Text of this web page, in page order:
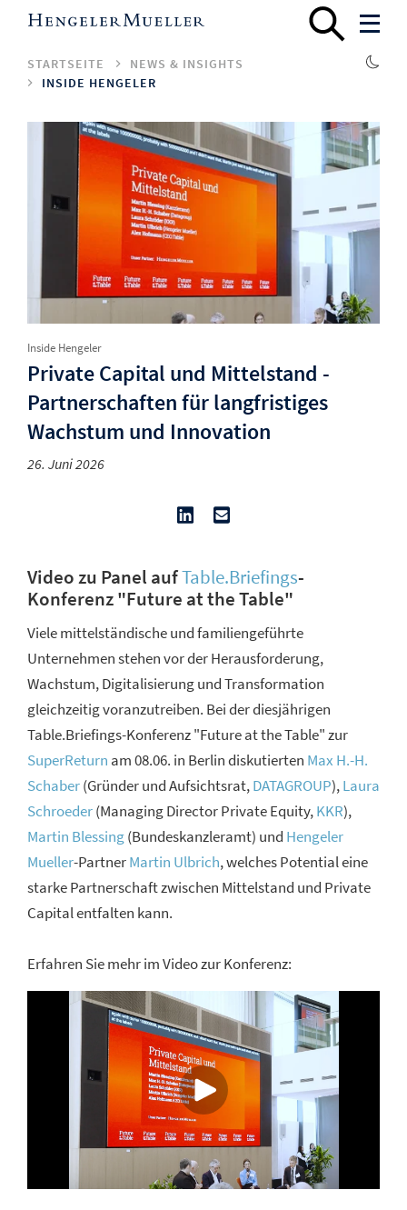
STARTSEITE
NEWS & INSIGHTS
INSIDE HENGELER
Inside Hengeler
Private Capital und Mittelstand -
Partnerschaften für langfristiges
Wachstum und Innovation
26. Juni 2026
Video zu Panel aufTable.Briefings-
Konferenz "Future at the Table"
Viele mittelständische und familiengeführte
Unternehmen stehen vor der Herausforderung,
Wachstum, Digitalisierung und Transformation
gleichzeitig voranzutreiben. Bei der diesjährigen
Table.Briefings-Konferenz "Future at the Table" zur
SuperReturn am 08.06. in Berlin diskutierten Max H.-H.
Schaber(Gründer und Aufsichtsrat,DATAGROUP),Laura
Schroeder(Managing Director Private Equity,KKR),
Martin Blessing(Bundeskanzleramt) und Hengeler
Mueller-PartnerMartin Ulbrich, welches Potential eine
starke Partnerschaft zwischen Mittelstand und Private
Capital entfalten kann.
Erfahren Sie mehr im Video zur Konferenz: